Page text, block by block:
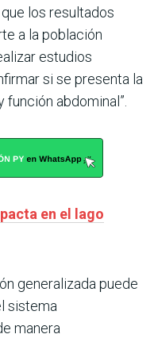
los resultados
a la población
estudios
si se presenta la
abdominal”.
en el lago
generalizada puede
sistema
manera